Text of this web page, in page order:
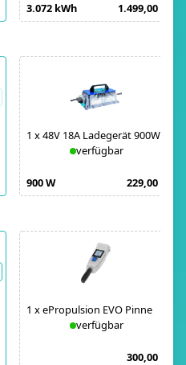
3.072 kWh 1.499,00 €
1 x48V 18A Ladegerät 900W
verfügbar
900 W 229,00 €
1 xePropulsion EVO Pinne
verfügbar
300,00 €